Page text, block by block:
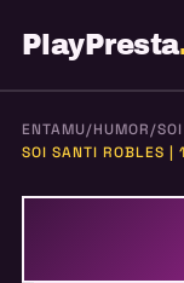
PlayPresta
ENTAMU/HUMOR/
SOI SANTI ROBLES |